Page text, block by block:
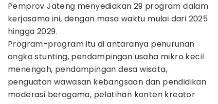
Pemprov Jateng menyediakan 29 program dalam
kerjasama ini, dengan masa waktu mulai dari 2025
hingga 2029.
Program-program itu di antaranya penurunan
angka stunting, pendampingan usaha mikro kecil
menengah, pendampingan desa wisata,
penguatan wawasan kebangsaan dan pendidikan
moderasi beragama, pelatihan konten kreator